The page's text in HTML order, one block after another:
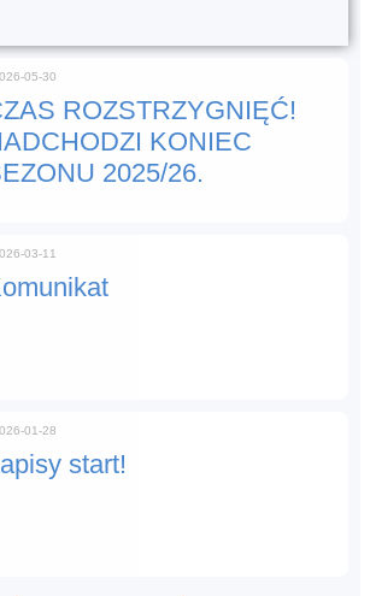
ROZSTRZYGNIĘĆ!
KONIEC
2025/26.
05-30
03-11
start!
01-28